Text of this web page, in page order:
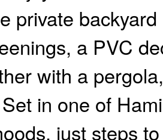
private
a PVC
with a
in one of
just steps